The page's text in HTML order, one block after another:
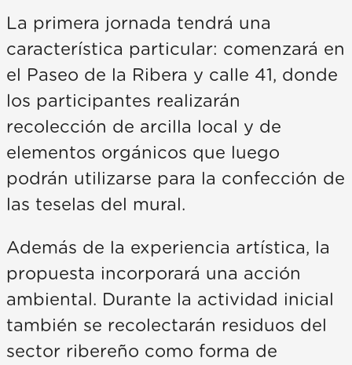
La primera jornada tendrá una
característica particular: comenzará en
el Paseo de la Ribera y calle 41, donde
los participantes realizarán
recolección de arcilla local y de
elementos orgánicos que luego
podrán utilizarse para la confección de
las teselas del mural.
Además de la experiencia artística, la
propuesta incorporará una acción
ambiental. Durante la actividad inicial
también se recolectarán residuos del
sector ribereño como forma de